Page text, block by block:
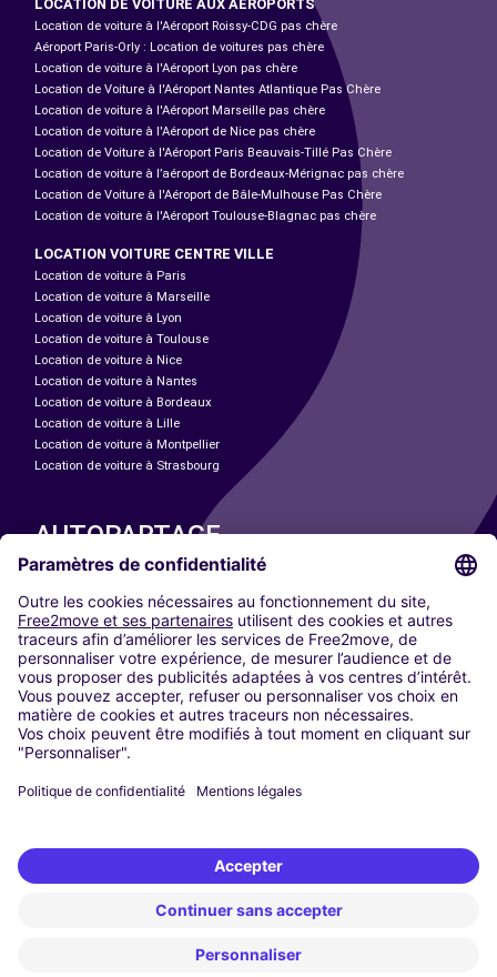
LOCATION DE VOITURE AUX AÉROPORTS
Location de voiture à l'Aéroport Roissy-CDG pas chère
Aéroport Paris-Orly : Location de voitures pas chère
Location de voiture à l'Aéroport Lyon pas chère
Location de Voiture à l'Aéroport Nantes Atlantique Pas Chère
Location de voiture à l'Aéroport Marseille pas chère
Location de voiture à l'Aéroport de Nice pas chère
Location de Voiture à l'Aéroport Paris Beauvais-Tillé Pas Chère
Location de voiture à l’aéroport de Bordeaux-Mérignac pas chère
Location de Voiture à l'Aéroport de Bâle-Mulhouse Pas Chère
Location de voiture à l'Aéroport Toulouse-Blagnac pas chère
LOCATION VOITURE CENTRE VILLE
Location de voiture à Paris
Location de voiture à Marseille
Location de voiture à Lyon
Location de voiture à Toulouse
Location de voiture à Nice
Location de voiture à Nantes
Location de voiture à Bordeaux
Location de voiture à Lille
Location de voiture à Montpellier
Location de voiture à Strasbourg
AUTOPARTAGE
Paris
Madrid
Washington DC
Milan
Rome
Turin
Vienne
Berlin
Düsseldorf